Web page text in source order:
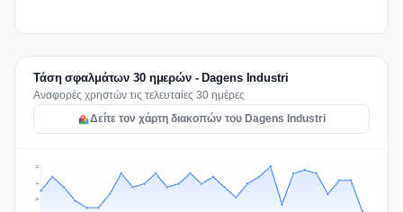
Τάση σφαλμάτων 30 ημερών - Dagens Industri
Αναφορές χρηστών τις τελευταίες 30 ημέρες
Δείτε τον χάρτη διακοπών του Dagens Industri
10
14
19